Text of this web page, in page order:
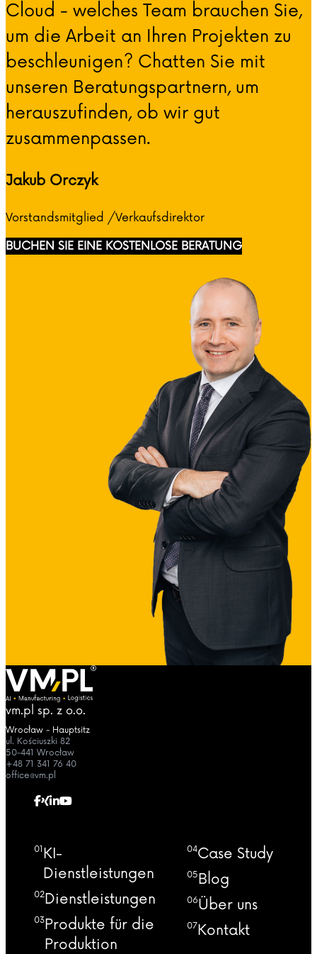
Cloud - welches Team brauchen Sie,
um die Arbeit an Ihren Projekten zu
beschleunigen? Chatten Sie mit
unseren Beratungspartnern, um
herauszufinden, ob wir gut
zusammenpassen.
Jakub Orczyk
Vorstandsmitglied /Verkaufsdirektor
BUCHEN SIE EINE KOSTENLOSE BERATUNG
vm.pl sp. z o.o.
Wrocław - Hauptsitz
ul. Kościuszki 82
50-441 Wrocław
+48 71 341 76 40
office@vm.pl
01 KI-
Dienstleistungen
02 Dienstleistungen
03 Produkte für die
Produktion
04Case Study
05 Blog
06Über uns
07 Kontakt